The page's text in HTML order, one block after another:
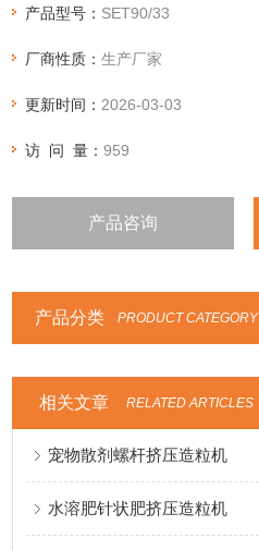
产品型号： SET90/33
厂商性质：生产厂家
更新时间： 2026-03-03
访 问 量：959
产品咨询
产品分类 PRODUCT CATEGORY
相关文章 RELATED ARTICLES
宠物散剂螺杆挤压造粒机
水溶肥针状肥挤压造粒机